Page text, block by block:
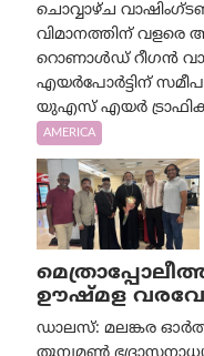
ചൊവ്വാഴ്ച
വിമാനത്തിന് വളരെ
റൊണാൾഡ് റീഗൻ
എയർപോർട്ടിന്
യുഎസ് എയർ
AMERICA
ഊഷ്മള
ഡാലസ്: മലങ്കര